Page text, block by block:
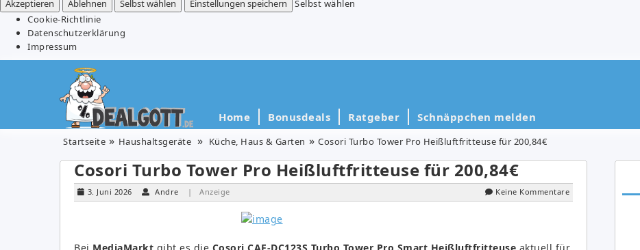
Akzeptieren
Ablehnen Selbst wählen Einstellungen speichern
Selbst wählen
Cookie-Richtlinie
Datenschutzerklärung
Impressum
Home Bonusdeals Ratgeber Schnäppchen melden
Startseite Haushaltsgeräte Küche, Haus & Garten Cosori Turbo Tower Pro Heißluftfritteuse für 200,84€
Cosori Turbo Tower Pro Heißluftfritteuse für 200,84€
3. Juni 2026 Andre | Anzeige Keine Kommentare